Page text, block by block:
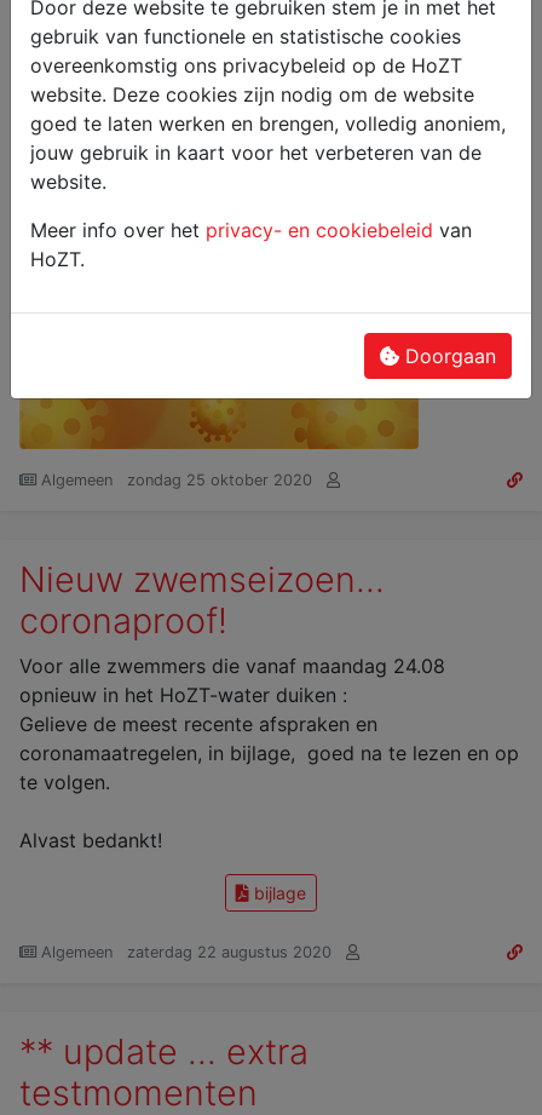
voeren met decoronaverantwoordelijkeen dus niet (alleen) met de
trainer(s).
bijlage
Algemeen zondag 25 oktober 2020
Nieuw zwemseizoen...
coronaproof!
Voor alle zwemmers die vanaf maandag 24.08
opnieuw in het HoZT-water duiken :
Gelieve de meest recente afspraken en
coronamaatregelen, in bijlage, goed na te lezen en op
te volgen.
Alvast bedankt!
bijlage
Algemeen zaterdag 22 augustus 2020
** update ... extra
testmomenten
Door deze website te gebruiken stem je in met het
gebruik van functionele en statistische cookies
overeenkomstig ons privacybeleid op de HoZT
website. Deze cookies zijn nodig om de website
goed te laten werken en brengen, volledig anoniem,
jouw gebruik in kaart voor het verbeteren van de
website.
Meer info over het privacy- en cookiebeleid van
HoZT.
Doorgaan